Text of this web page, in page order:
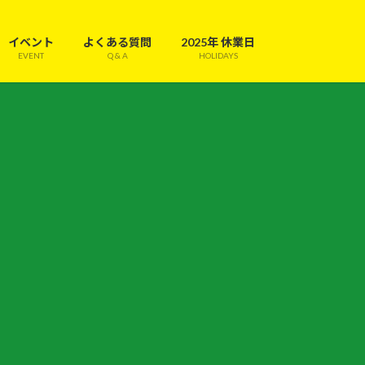
イベント
EVENT
よくある質問
Q & A
2025年 休業日
HOLIDAYS